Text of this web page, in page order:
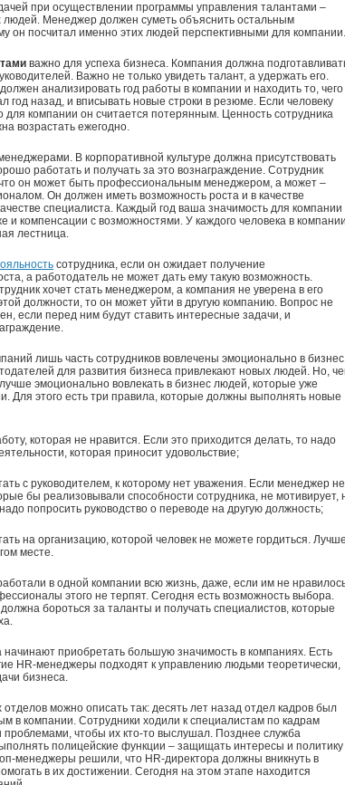
при осуществлении программы управления талантами –
Менеджер должен суметь объяснить остальным
он посчитал именно этих людей перспективными для компании.
важно для успеха бизнеса. Компания должна
Важно не только увидеть талант, а удержать его.
анализировать год работы в компании и находить то, чего
год назад, и вписывать новые строки в резюме. Если человеку
для компании он считается потерянным. Ценность сотрудника
возрастать ежегодно.
В корпоративной культуре должна присутствовать
работать и получать за это вознаграждение. Сотрудник
он может быть профессиональным менеджером, а может –
Он должен иметь возможность роста и в качестве
специалиста. Каждый год ваша значимость для компании
и компенсации с возможностями. У каждого человека в компании
лестница.
сотрудника, если он ожидает получение
а работодатель не может дать ему такую возможность.
хочет стать менеджером, а компания не уверена в его
должности, то он может уйти в другую компанию. Вопрос не
если перед ним будут ставить интересные задачи, и
лишь часть сотрудников вовлечены эмоционально в
для развития бизнеса привлекают новых людей. Но,
эмоционально вовлекать в бизнес людей, которые уже
Для этого есть три правила, которые должны выполнять новые
которая не нравится. Если это приходится делать, то надо
которая приносит удовольствие;
с руководителем, к которому нет уважения. Если менеджер не
бы реализовывали способности сотрудника, не мотивирует,
попросить руководство о переводе на другую должность;
на организацию, которой человек не можете гордиться. Лучше
месте.
в одной компании всю жизнь, даже, если им не
этого не терпят. Сегодня есть возможность выбора.
бороться за таланты и получать специалистов, которые
приобретать большую значимость в компаниях. Есть
HR-менеджеры подходят к управлению людьми теоретически,
бизнеса.
отделов можно описать так: десять лет назад отдел кадров был
в компании. Сотрудники ходили к специалистам по кадрам
проблемами, чтобы их кто-то выслушал. Позднее служба
полицейские функции – защищать интересы и политику
менеджеры решили, что HR-директора должны вникнуть в
в их достижении. Сегодня на этом этапе находится